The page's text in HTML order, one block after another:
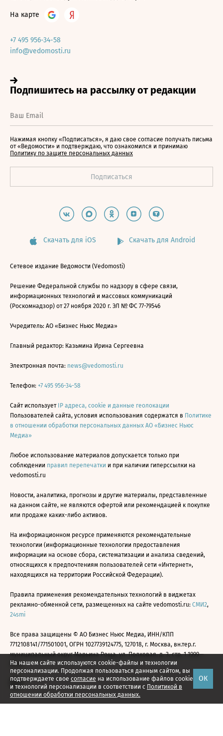
На нашем сайте используются cookie-файлы и технологии
персонализации. Продолжая пользоваться данным сайтом, вы
подтверждаете свое согласие на использование файлов cookie
и технологий персонализации в соответствии с Политикой в
отношении обработки персональных данных.
ОК
На карте
+7 495 956-34-58
info@vedomosti.ru
Нажимая кнопку «Подписаться», я даю свое согласие получать письма
от «Ведомости» и подтверждаю, что ознакомился и принимаю
Политику по защите персональных данных
Скачать для iOS Скачать для Android
Сетевое издание Ведомости (Vedomosti)
Решение Федеральной службы по надзору в сфере связи,
информационных технологий и массовых коммуникаций
(Роскомнадзор) от 27 ноября 2020 г. ЭЛ № ФС 77-79546
Учредитель: АО «Бизнес Ньюс Медиа»
Главный редактор: Казьмина Ирина Сергеевна
Электронная почта: news@vedomosti.ru
Телефон: +7 495 956-34-58
Сайт использует IP адреса, cookie и данные геолокации
Пользователей сайта, условия использования содержатся в Политике
в отношении обработки персональных данных АО «Бизнес Ньюс
Медиа»
Любое использование материалов допускается только при
соблюдении правил перепечатки и при наличии гиперссылки на
vedomosti.ru
Новости, аналитика, прогнозы и другие материалы, представленные
на данном сайте, не являются офертой или рекомендацией к покупке
или продаже каких-либо активов.
На информационном ресурсе применяются рекомендательные
технологии (информационные технологии предоставления
информации на основе сбора, систематизации и анализа сведений,
относящихся к предпочтениям пользователей сети «Интернет»,
находящихся на территории Российской Федерации).
Правила применения рекомендательных технологий в виджетах
рекламно-обменной сети, размещенных на сайте vedomosti.ru: СМИ2,
24smi
Все права защищены © АО Бизнес Ньюс Медиа, ИНН/КПП
7712108141/771501001, ОГРН 1027739124775, 127018, г. Москва, вн.тер.г.
муниципальный округ Марьина Роща, ул. Полковая, д. 3, стр. 1 1999—
2026